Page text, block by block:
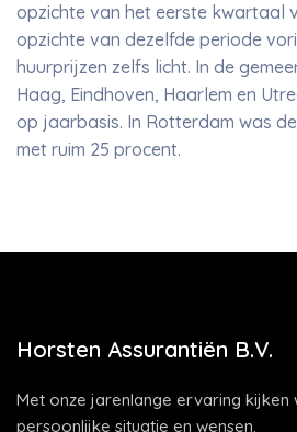
opzichte van het eerste kwartaal
opzichte van dezelfde periode
huurprijzen zelfs licht. In de
Haag, Eindhoven, Haarlem en
op jaarbasis. In Rotterdam was
met ruim 25 procent.
Horsten Assurantiën B.V.
Met onze jarenlange ervaring kijken
persoonlijke situatie en wensen.